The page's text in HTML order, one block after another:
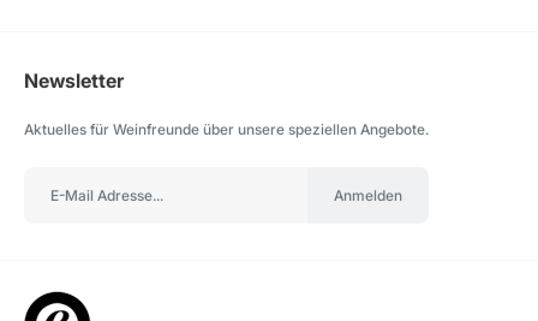
Newsletter
Aktuelles für Weinfreunde über unsere speziellen Angebote.
Anmelden